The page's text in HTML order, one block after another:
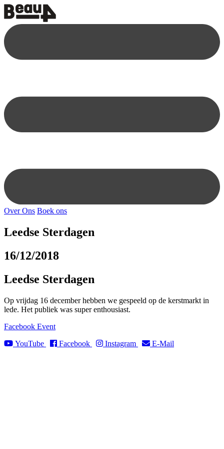
Over Ons Boek ons
Leedse Sterdagen
16/12/2018
Leedse Sterdagen
Op vrijdag 16 december hebben we gespeeld op de kerstmarkt in
lede. Het publiek was super enthousiast.
Facebook Event
YouTube
Facebook Instagram E-Mail